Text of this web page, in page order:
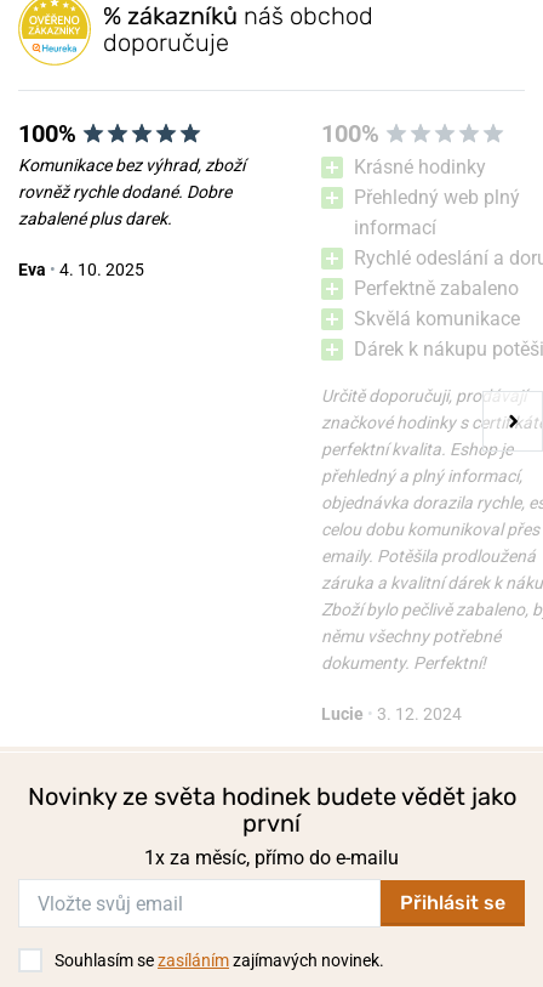
Přidat dotaz
% zákazníků náš obchod
doporučuje
100%
Komunikace bez výhrad, zboží
rovněž rychle dodané. Dobre
zabalené plus darek.
Eva • 4. 10. 2025
100%
Krásné hodinky
Přehledný web plný
informací
Rychlé odeslání a
Perfektně zabaleno
Skvělá komunikace
Dárek k nákupu
Určitě doporučuji, prodávají
značkové hodinky s
perfektní kvalita. Eshop je
přehledný a plný informací,
objednávka dorazila rychle,
celou dobu komunikoval přes
emaily. Potěšila prodloužená
záruka a kvalitní dárek k
Zboží bylo pečlivě zabaleno,
němu všechny potřebné
dokumenty. Perfektní!
Lucie • 3. 12. 2024
Novinky ze světa hodinek budete vědět jako
první
1x za měsíc, přímo do e-mailu
Přihlásit se
Souhlasím sezasílánímzajímavých novinek.